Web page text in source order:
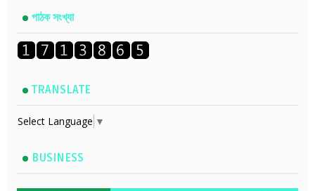
পাঠক সংখ্যা
TRANSLATE
Select Language ▼
BUSINESS